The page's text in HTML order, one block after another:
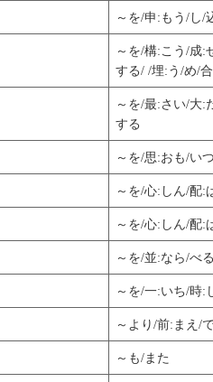
～を/申:もう/し/
～を/構:こう/成:
する/ /埋:う/め/
～を/最:さい/大:
する
～を/思:おも/い
～を/心:しん/配:
～を/心:しん/配:
～を/並:なら/べ
～を/一:いち/時:
～より/前:まえ/
～も/また